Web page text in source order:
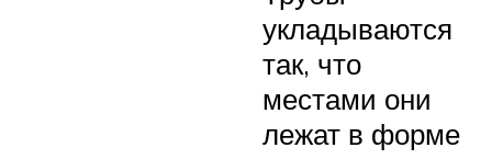
укладываются
так, что
местами они
лежат в форме